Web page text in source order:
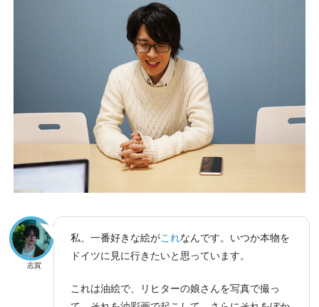
志賀
私、一番好きな絵がこれなんです。いつか本物を
ドイツに見に行きたいと思っています。
これは油絵で、リヒターの娘さんを写真で撮っ